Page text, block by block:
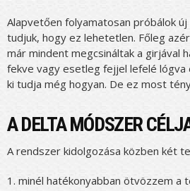
Alapvetően folyamatosan próbálok
tudjuk, hogy ez lehetetlen. Főleg
már mindent megcsináltak a girjával
fekve vagy esetleg fejjel lefelé lógva
ki tudja még hogyan. De ez most
A DELTA MÓDSZER
A rendszer kidolgozása közben két
minél hatékonyabban ötvözzem a